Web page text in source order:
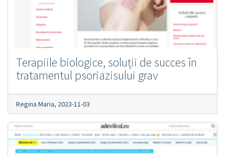
Terapiile biologice, soluții de succes în
tratamentul psoriazisului grav
Regina Maria, 2023-11-03